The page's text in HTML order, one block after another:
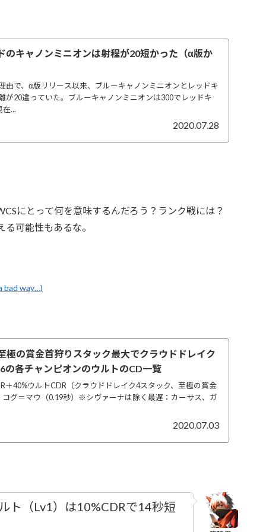
のキャノンミニオンは射程が20短かった（α版か
由で、α版リリース以来、ブルーキャノンミニオンとレッドキ
が20違っていた。ブルーキャノンミニオンは300でレッドキ
...
2020.07.28
にとって何を意味するんだろう？ランク戦には？
可能性もあるな。
bad way…)
極の賞金首狩りスタック最大でクラウドドレイク
の各チャンピオンのウルトのCD一覧
＋40%ウルトCDR（クラウドドレイク4スタック、至極の賞金
グ＝マウ（0.19秒）※シヴァーナは除く最遅：カーサス、ガ
2020.07.03
ト（Lv1）は10%CDRで14秒短